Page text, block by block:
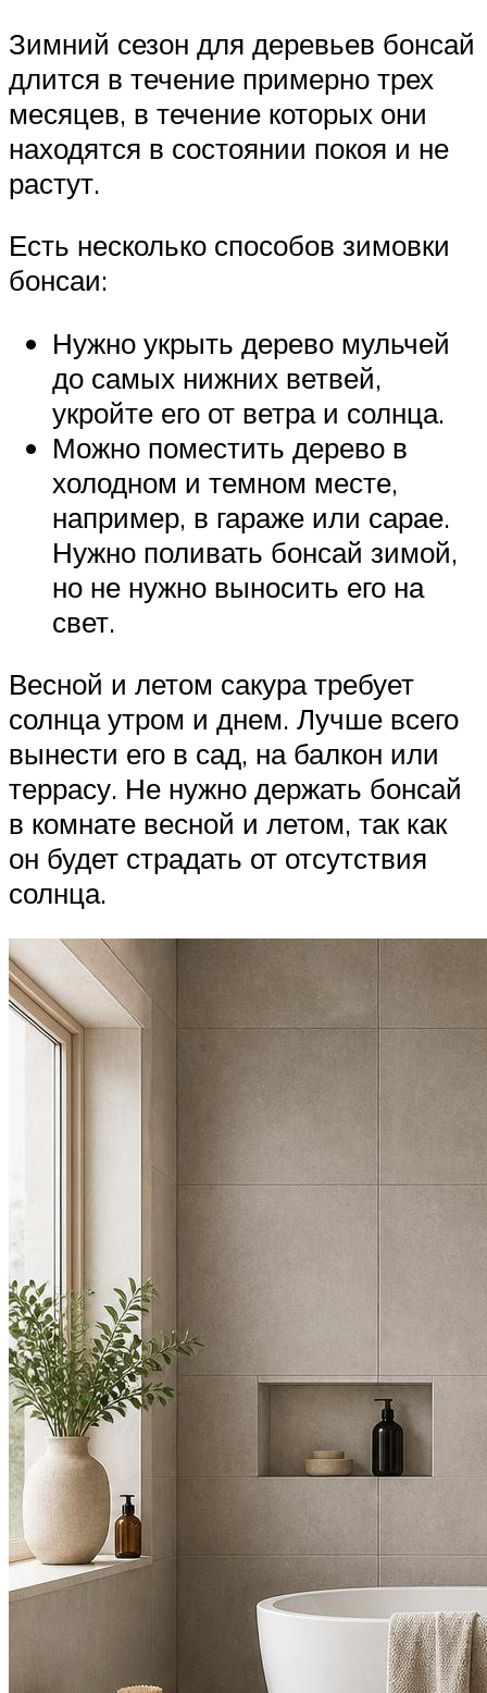
Зимний сезон для деревьев бонсай
длится в течение примерно трех
месяцев, в течение которых они
находятся в состоянии покоя и не
растут.
Есть несколько способов зимовки
бонсаи:
Нужно укрыть дерево мульчей
до самых нижних ветвей,
укройте его от ветра и солнца.
Можно поместить дерево в
холодном и темном месте,
например, в гараже или сарае.
Нужно поливать бонсай зимой,
но не нужно выносить его на
свет.
Весной и летом сакура требует
солнца утром и днем. Лучше всего
вынести его в сад, на балкон или
террасу. Не нужно держать бонсай
в комнате весной и летом, так как
он будет страдать от отсутствия
солнца.